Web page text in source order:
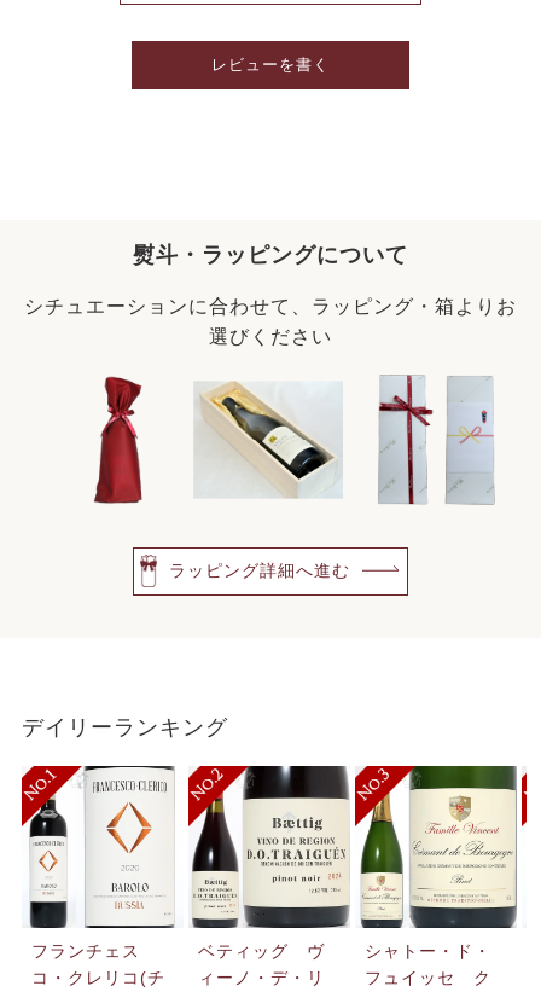
レビューを書く
熨斗・ラッピングについて
シチュエーションに合わせて、ラッピング・箱よりお
選びください
ラッピング詳細へ進む
デイリーランキング
フランチェス
コ・クレリコ(チ
ベティッグ ヴ
ィーノ・デ・リ
シャトー・ド・
フュイッセ ク